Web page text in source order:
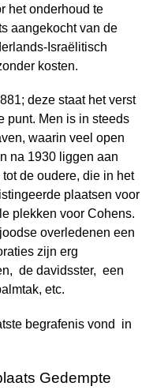
het onderhoud te
aangekocht van de
Israëlitisch
kosten.
deze staat het verst
punt. Men is in steeds
waarin veel open
na 1930 liggen aan
de oudere, die in het
plaatsen voor
plekken voor Cohens.
overledenen een
zijn erg
de davidsster, een
etc.
begrafenis vond in
Gedempte